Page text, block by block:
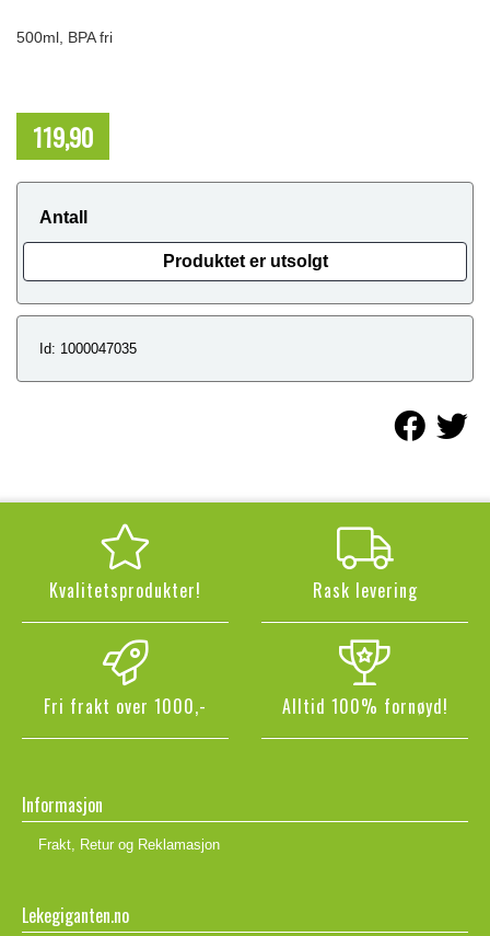
500ml, BPA fri
119,90
Antall
Produktet er utsolgt
Id: 1000047035
Kvalitetsprodukter! Rask levering
Fri frakt over 1000,- Alltid 100% fornøyd!
Informasjon
Frakt, Retur og Reklamasjon
Lekegiganten.no